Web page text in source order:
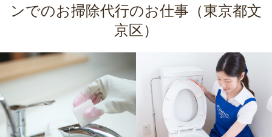
ンでのお掃除代行のお仕事（東京都文
京区）